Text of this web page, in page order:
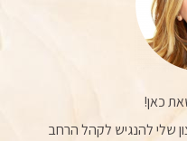
כאן!
שלי להנגיש לקהל הרחב